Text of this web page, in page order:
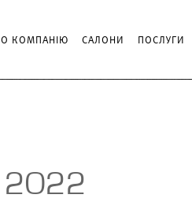
КОМПАНІЮ САЛОНИ ПОСЛУГИ
2022